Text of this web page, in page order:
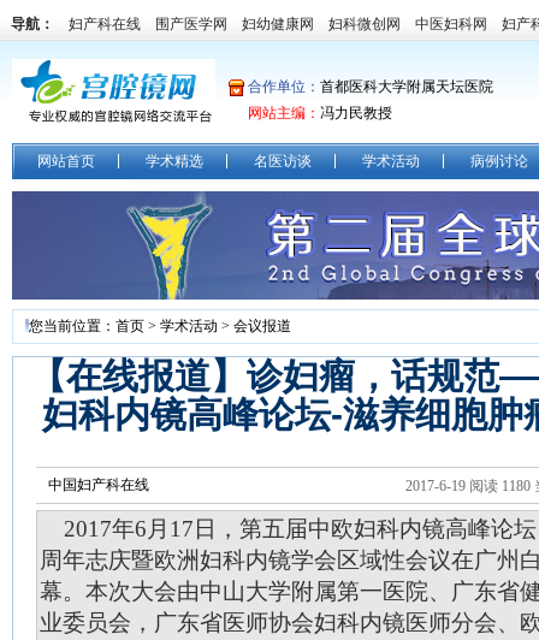
导航： 妇产科在线 围产医学网 妇幼健康网 妇科微创网 中医妇科网 妇产
合作单位： 首都医科大学附属天坛医院
网站主编： 冯力民教授
网站首页 学术精选 名医访谈 学术活动 病例讨论
您当前位置： 首页 > 学术活动 > 会议报道
【在线报道】诊妇瘤，话规
妇科内镜高峰论坛-滋养细胞肿
中国妇产科在线 2017-6-19 阅读 1180
2017年6月17日，第五届中欧妇科内镜高峰论
周年志庆暨欧洲妇科内镜学会区域性会议在广州
幕。本次大会由中山大学附属第一医院、广东省
业委员会，广东省医师协会妇科内镜医师分会、